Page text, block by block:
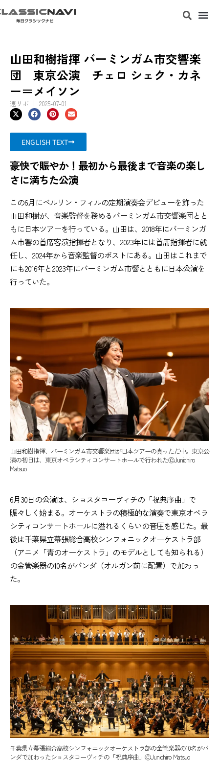
山田和樹指揮 バーミンガム市交響楽
団 東京公演 チェロ シェク・カネ
ー＝メイソン
速リポ 2025-07-01
ENGLISH TEXT
豪快で賑やか！最初から最後まで音楽の楽し
さに満ちた公演
この6月にベルリン・フィルの定期演奏会デビューを飾った
山田和樹が、音楽監督を務めるバーミンガム市交響楽団とと
もに日本ツアーを行っている。山田は、2018年にバーミンガ
ム市響の首席客演指揮者となり、2023年には首席指揮者に就
任し、2024年から音楽監督のポストにある。山田はこれまで
にも2016年と2023年にバーミンガム市響とともに日本公演を
行っていた。
山田和樹指揮、バーミンガム市交響楽団が日本ツアーの真っただ中。東京公
演の初日は、東京オペラシティコンサートホールで行われたⒸJunichiro
Matsuo
6月30日の公演は、ショスタコーヴィチの「祝典序曲」で
賑々しく始まる。オーケストラの積極的な演奏で東京オペラ
シティコンサートホールに溢れるくらいの音圧を感じた。最
後は千葉県立幕張総合高校シンフォニックオーケストラ部
（アニメ「青のオーケストラ」のモデルとしても知られる）
の金管楽器の10名がバンダ（オルガン前に配置）で加わっ
た。
千葉県立幕張総合高校シンフォニックオーケストラ部の金管楽器の10名がバ
ンダで加わったショスタコーヴィチの「祝典序曲」ⒸJunichiro Matsuo